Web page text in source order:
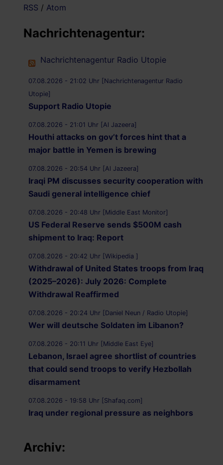
RSS / Atom
Nachrichtenagentur:
Nachrichtenagentur Radio Utopie
07.08.2026 - 21:02 Uhr [Nachrichtenagentur Radio
Utopie]
Support Radio Utopie
07.08.2026 - 21:01 Uhr [Al Jazeera]
Houthi attacks on gov’t forces hint that a
major battle in Yemen is brewing
07.08.2026 - 20:54 Uhr [Al Jazeera]
Iraqi PM discusses security cooperation with
Saudi general intelligence chief
07.08.2026 - 20:48 Uhr [Middle East Monitor]
US Federal Reserve sends $500M cash
shipment to Iraq: Report
07.08.2026 - 20:42 Uhr [Wikipedia ]
Withdrawal of United States troops from Iraq
(2025–2026): July 2026: Complete
Withdrawal Reaffirmed
07.08.2026 - 20:24 Uhr [Daniel Neun / Radio Utopie]
Wer will deutsche Soldaten im Libanon?
07.08.2026 - 20:11 Uhr [Middle East Eye]
Lebanon, Israel agree shortlist of countries
that could send troops to verify Hezbollah
disarmament
07.08.2026 - 19:58 Uhr [Shafaq.com]
Iraq under regional pressure as neighbors
07.08.2026 - 19:49 Uhr [Middle East Eye]
Archiv: